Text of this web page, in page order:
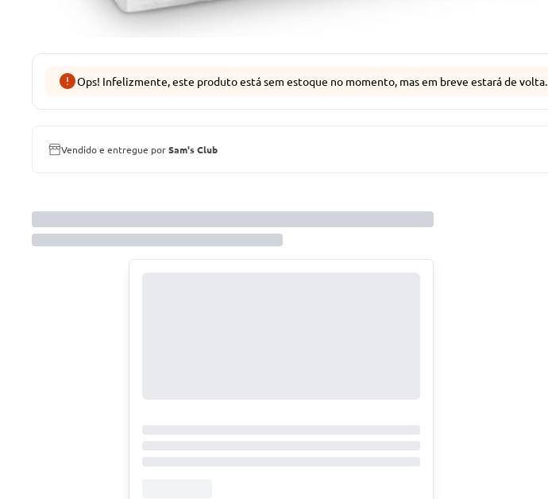
Ops! Infelizmente, este produto está sem estoque no momento, mas em breve estará de volta.
Vendido e entregue porSam's Club